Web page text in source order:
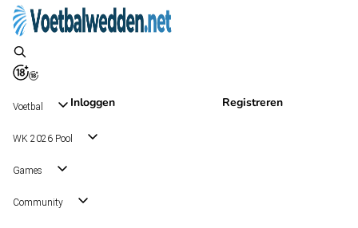
Inloggen Registreren
Voetbal
WK 2026 Pool
Games
Community